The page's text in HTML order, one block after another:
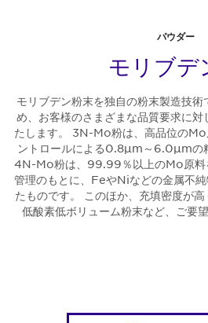
パウダー
モリブデ
モリブデン粉末を独自の粉末製造技
め、お客様のさまざまな品質要求に
たします。 3N-Mo粉は、高品位のMo
ントロールによる0.8μm～6.0μmの
4N-Mo粉は、99.99％以上のMo原料
管理のもとに、FeやNiなどの金属不
たものです。 このほか、充填密度が
低酸素低ボリューム粉末など、ご要